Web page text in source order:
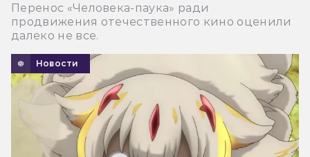
Перенос «Человека-паука» ради
продвижения отечественного кино оценили
далеко не все.
Новости